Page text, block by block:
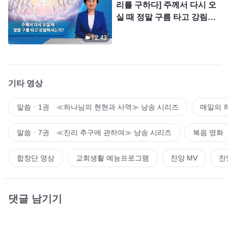
12:43
리를 구하다] 주께서 다시 오
실 때 정말 구름 타고 강림하
기타 영상
말씀ㆍ1권 ≪하나님의 현현과 사역≫ 낭송 시리즈 매일의
말씀ㆍ7권 ≪진리 추구에 관하여≫ 낭송 시리즈 복음 영화
합창단 영상 교회생활 예능프로그램 찬양 MV 찬
댓글 남기기